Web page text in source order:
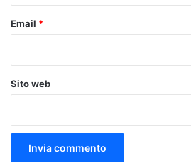
Email *
Sito web